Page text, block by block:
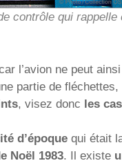
contrôle qui rappelle
l’avion ne peut
partie de
, visez donc les
d’époque qui était
Noël 1983. Il existe